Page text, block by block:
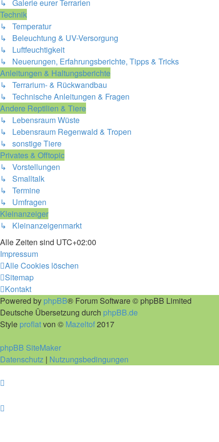
↳ Galerie eurer Terrarien
Technik
↳ Temperatur
↳ Beleuchtung & UV-Versorgung
↳ Luftfeuchtigkeit
↳ Neuerungen, Erfahrungsberichte, Tipps & Tricks
Anleitungen & Haltungsberichte
↳ Terrarium- & Rückwandbau
↳ Technische Anleitungen & Fragen
Andere Reptilien & Tiere
↳ Lebensraum Wüste
↳ Lebensraum Regenwald & Tropen
↳ sonstige Tiere
Privates & Offtopic
↳ Vorstellungen
↳ Smalltalk
↳ Termine
↳ Umfragen
Kleinanzeiger
↳ Kleinanzeigenmarkt
Alle Zeiten sind UTC+02:00
Impressum
Alle Cookies löschen
Sitemap
Kontakt
Powered by phpBB® Forum Software © phpBB Limited
Deutsche Übersetzung durch phpBB.de
Style proflatvon © Mazeltof2017
phpBB SiteMaker
Datenschutz | Nutzungsbedingungen